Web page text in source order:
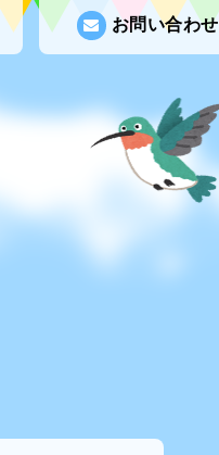
お問い合わせ